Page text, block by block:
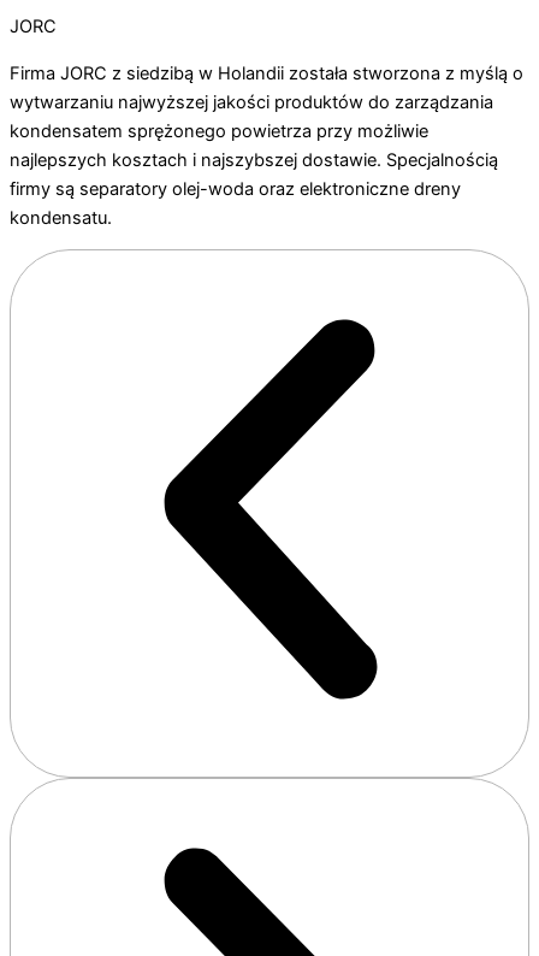
JORC
Firma JORC z siedzibą w Holandii została stworzona z myślą o
wytwarzaniu najwyższej jakości produktów do zarządzania
kondensatem sprężonego powietrza przy możliwie
najlepszych kosztach i najszybszej dostawie. Specjalnością
firmy są separatory olej-woda oraz elektroniczne dreny
kondensatu.